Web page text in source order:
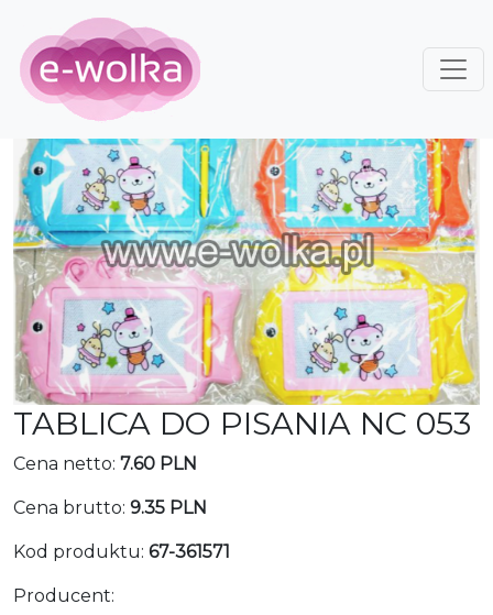
TABLICA DO PISANIA NC 053
Cena netto: 7.60 PLN
Cena brutto: 9.35 PLN
Kod produktu: 67-361571
Producent: